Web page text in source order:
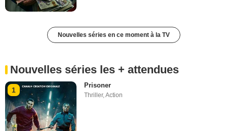
Nouvelles séries en ce moment à la TV
Nouvelles séries les + attendues
1
Prisoner
Thriller,Action